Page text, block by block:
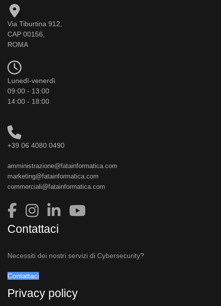
Via Tiburtina 912,
CAP 00156,
ROMA
Lunedì-venerdì
09:00 - 13:00
14:00 - 18:00
+39 06 4080 0490
amministrazione@fatainformatica.com
marketing@fatainformatica.com
commerciali@fatainformatica.com
Contattaci
Necessiti dei nostri servizi di Cybersecurity?
Contattaci
Privacy policy